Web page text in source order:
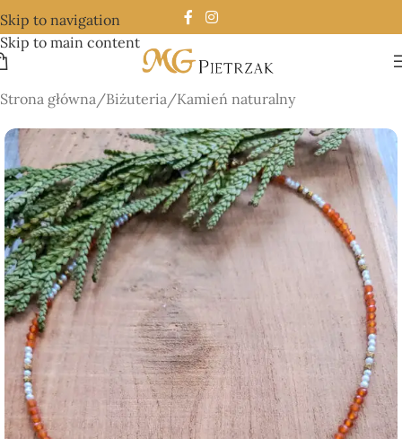
Skip to navigation
Skip to main content
Strona główna/Biżuteria/Kamień naturalny